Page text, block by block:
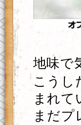
地味で
こうし
まれて
まだプ